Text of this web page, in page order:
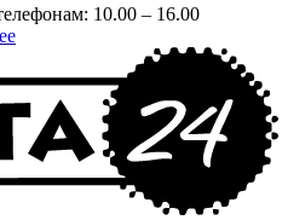
10.00 – 16.00